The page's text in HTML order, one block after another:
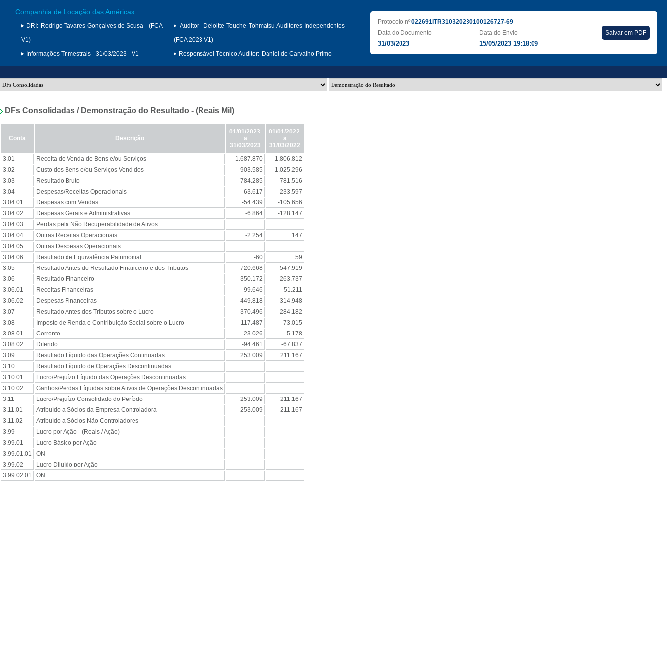
Companhia de Locação das Américas
DRI: Rodrigo Tavares Gonçalves de Sousa - (FCA
V1)
Informações Trimestrais - 31/03/2023 - V1
Auditor:
Deloitte Touche Tohmatsu Auditores Independentes -
(FCA 2023 V1)
Responsável Técnico Auditor: Daniel de Carvalho Primo
Protocolo nº022691ITR310320230100126727-69
Data do Documento
31/03/2023
Data do Envio
15/05/2023 19:18:09
- Salvar em PDF